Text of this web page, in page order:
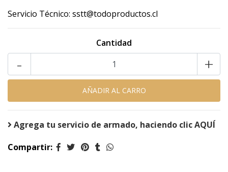
Servicio Técnico: sstt@todoproductos.cl
Cantidad
+
-
Agrega tu servicio de armado, haciendo clic AQUÍ
Compartir: